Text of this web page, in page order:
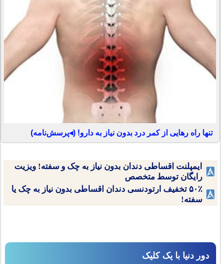
تنها راه رهایی از کمر درد بدون نیاز به دارو! (◂پرسش‌نامه)
ایمپلنت اقساطی دندان بدون نیاز به چک و سفته! ویزیت
رایگان توسط متخصص
۵۰٪ تخفیف ارتودنسی دندان اقساطی بدون نیاز به چک یا
سفته!
دور دنیا با یک کلیک